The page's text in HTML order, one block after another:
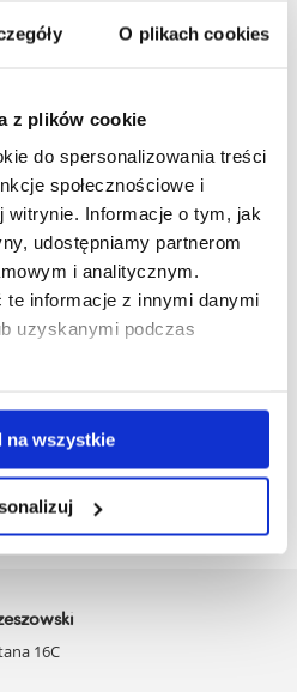
O plikach cookies
z plików cookie
do spersonalizowania treści
społecznościowe i
witrynie. Informacje o tym, jak
udostępniamy partnerom
i analitycznym.
te informacje z innymi danymi
uzyskanymi podczas
na wszystkie
kierunku studiówrealizacja
na kadencję 2025-2028:
Kanikuła, prof. UR
inż. Wojciech Rdzanek
prof. UR
16C